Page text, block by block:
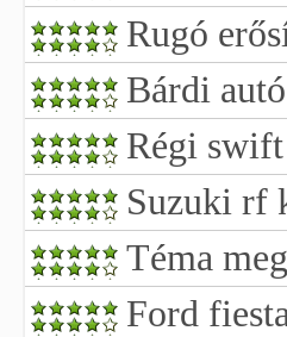
Rugó
Bárdi
Régi
Suzuki rf
Téma
Ford